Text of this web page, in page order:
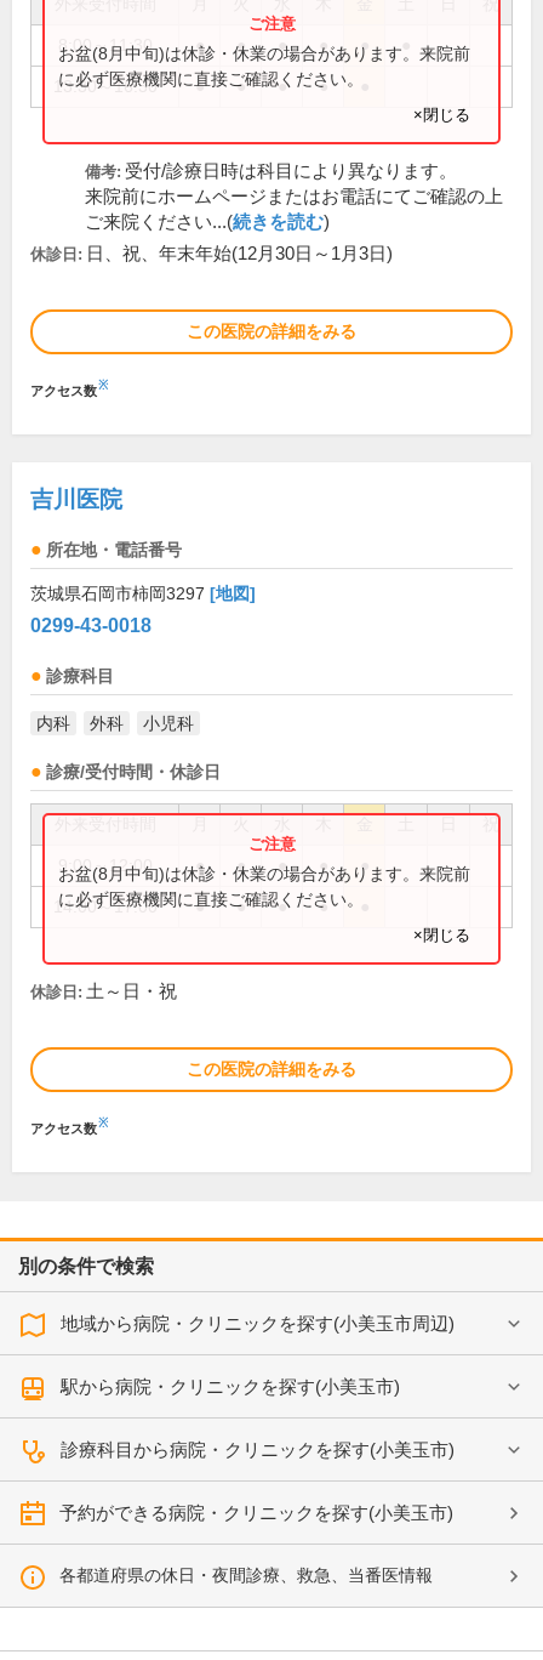
8:00～11:30 ● ● ● ● ●
13:30～16:30 ● ● ● ●
お盆(8月中旬)は休診・休業の場合があります。来院前
に必ず医療機関に直接ご確認ください。
×閉じる
備考: 受付/診療日時は科目により異なります。
来院前にホームページまたはお電話にてご確認の上
ご来院ください...(続きを読む)
休診日: 日、祝、年末年始(12月30日～1月3日)
この医院の詳細をみる
アクセス数※
吉川医院
所在地・電話番号
茨城県石岡市柿岡3297 [地図]
0299-43-0018
診療科目
内科 外科 小児科
診療/受付時間・休診日
祝
9:00～12:00 ● ● ● ● ●
14:00～17:00 ● ● ● ●
お盆(8月中旬)は休診・休業の場合があります。来院前
に必ず医療機関に直接ご確認ください。
×閉じる
休診日: 土～日・祝
この医院の詳細をみる
アクセス数※
別の条件で検索
地域から病院・クリニックを探す(小美玉市周辺)
駅から病院・クリニックを探す(小美玉市)
診療科目から病院・クリニックを探す(小美玉市)
予約ができる病院・クリニックを探す(小美玉市)
各都道府県の休日・夜間診療、救急、当番医情報